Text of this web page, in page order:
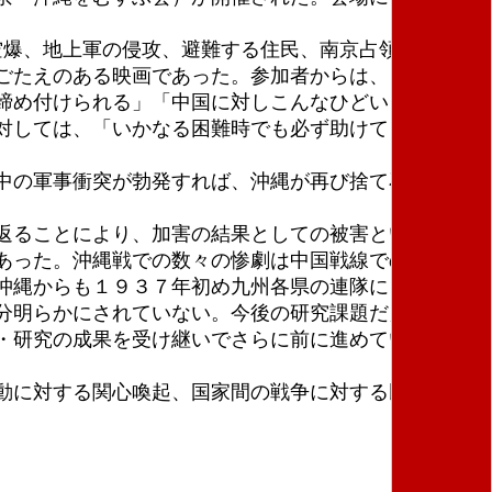
地上軍の侵攻、避難する住民、南京占領、日本軍
えのある映画であった。参加者からは、「戦争の
付けられる」「中国に対しこんなひどいことをや
ては、「いかなる困難時でも必ず助けてくれる人
軍事衝突が勃発すれば、沖縄が再び捨て石にされ
ことにより、加害の結果としての被害という沖縄
た。沖縄戦での数々の惨劇は中国戦線での住民虐
からも１９３７年初め九州各県の連隊に１２００
らかにされていない。今後の研究課題だ」。
究の成果を受け継いでさらに前に進めていくこと
対する関心喚起、国家間の戦争に対する民衆同士